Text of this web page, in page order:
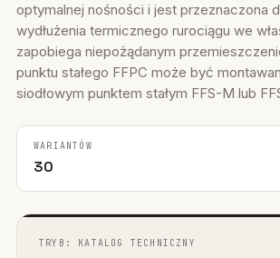
Systemy fasadowe
optymalnej nośności i jest przeznaczona
wydłużenia termicznego rurociągu we
zapobiega niepożądanym
punktu stałego FFPC może być
siodłowym punktem stałym FFS-M lub
WARIANTÓW
30
TRYB: KATALOG TECHNICZNY